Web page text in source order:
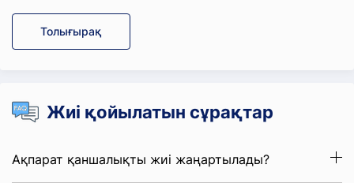
Толығырақ
Жиі қойылатын сұрақтар
Ақпарат қаншалықты жиі жаңартылады?